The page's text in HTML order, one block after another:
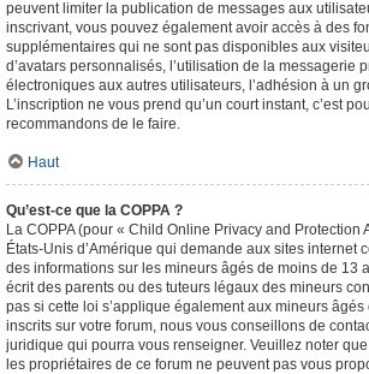
peuvent limiter la publication de messages aux
inscrivant, vous pouvez également avoir accès à des
supplémentaires qui ne sont pas disponibles aux
d’avatars personnalisés, l’utilisation de la messagerie
électroniques aux autres utilisateurs, l’adhésion à un
L’inscription ne vous prend qu’un court instant, c’est
recommandons de le faire.
Haut
Qu’est-ce que la COPPA ?
La COPPA (pour « Child Online Privacy and Protection
États-Unis d’Amérique qui demande aux sites internet
des informations sur les mineurs âgés de moins de 13
écrit des parents ou des tuteurs légaux des mineurs
pas si cette loi s’applique également aux mineurs
inscrits sur votre forum, nous vous conseillons de
juridique qui pourra vous renseigner. Veuillez noter
les propriétaires de ce forum ne peuvent pas vous